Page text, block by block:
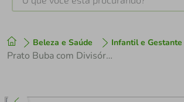
Beleza e Saúde Infantil e Gestante
Prato Buba com Divisória Magic Unicórnio
1º tenis